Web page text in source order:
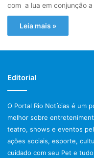
com a lua em conjunção
Leia mais »
Editorial
O Portal Rio Notícias é um
melhor sobre
teatro, shows e eventos
ações sociais, esporte,
cuidado com seu Pet e